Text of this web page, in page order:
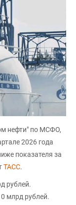
нефти" по МСФО,
2026 года
показателя за
ТАСС.
рублей.
млрд рублей.